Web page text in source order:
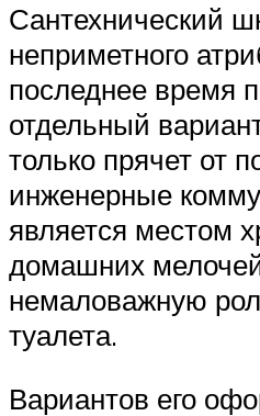
Сантехнический
неприметного
последнее время
отдельный
только прячет от
инженерные
является местом
домашних
немаловажную
туалета.
Вариантов его